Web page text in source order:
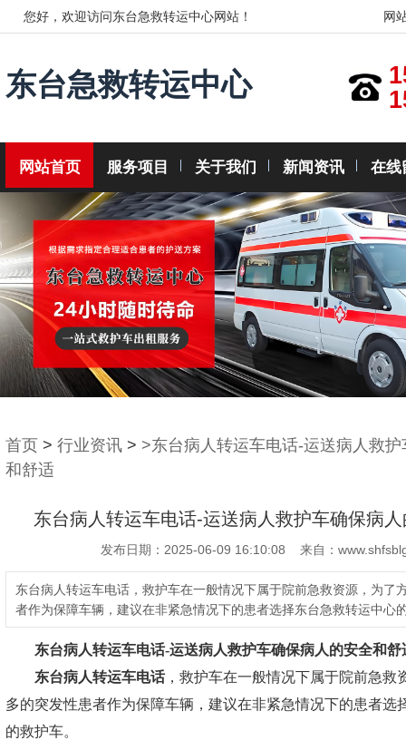
您好，欢迎访问东台急救转运中心网站！ 网
东台急救转运中心
网站首页 服务项目 关于我们 新闻资讯 在线
首页 > 行业资讯 > >东台病人转运车电话-运送病人救
和舒适
东台病人转运车电话-运送病人救护车确保病
发布日期：2025-06-09 16:10:08 来自：
东台病人转运车电话，救护车在一般情况下属于院前急救资源，为了
者作为保障车辆，建议在非紧急情况下的患者选择东台急救转运中心
东台病人转运车电话-运送病人救护车确保病人的安全和舒
东台病人转运车电话，救护车在一般情况下属于院前急救
多的突发性患者作为保障车辆，建议在非紧急情况下的患者选
的救护车。